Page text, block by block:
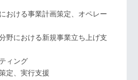
おける事業計画策定、オペレー
野における新規事業立ち上げ支
ィング
定、実行支援